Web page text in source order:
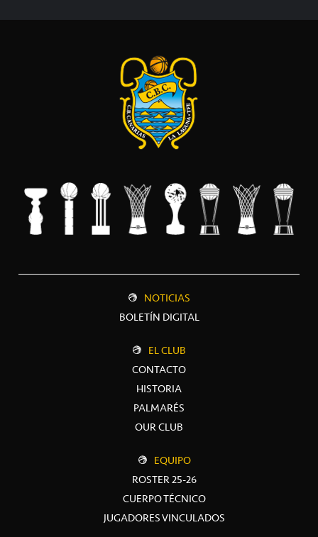
NOTICIAS
BOLETÍN DIGITAL
EL CLUB
CONTACTO
HISTORIA
PALMARÉS
OUR CLUB
EQUIPO
ROSTER 25-26
CUERPO TÉCNICO
JUGADORES VINCULADOS